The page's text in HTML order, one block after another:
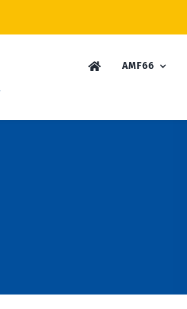
AMF66